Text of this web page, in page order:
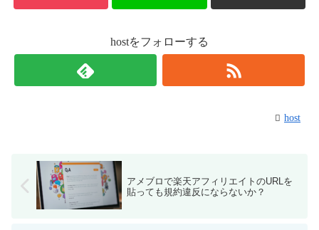
hostをフォローする
host
アメブロで楽天アフィリエイトのURLを
貼っても規約違反にならないか？